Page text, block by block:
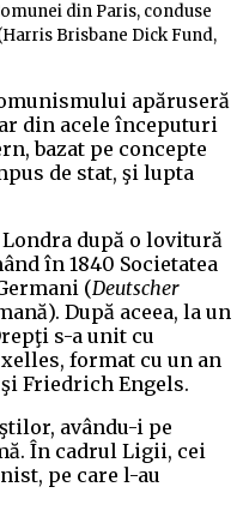
din Paris, conduse
Brisbane Dick Fund,
apăruseră
din acele începuturi
bazat pe concepte
de stat, şi lupta
după o lovitură
în 1840 Societatea
(Deutscher
După aceea, la un
s-a unit cu
format cu un an
Friedrich Engels.
avându-i pe
În cadrul Ligii, cei
pe care l-au